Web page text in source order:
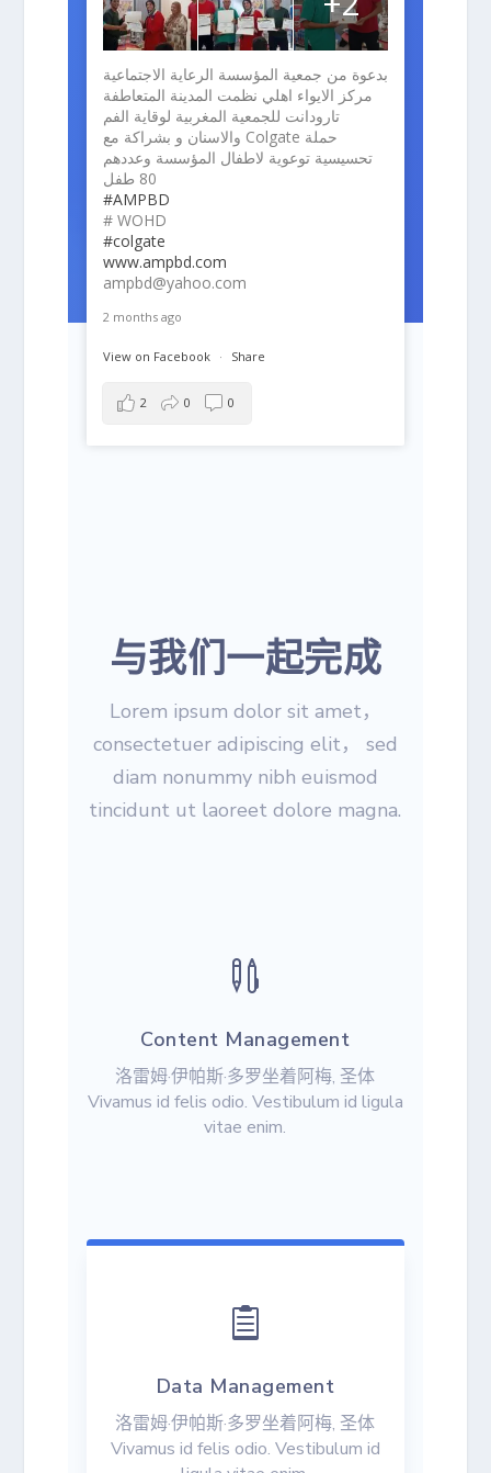
بدعوة من جمعية المؤسسة الرعاية الاجتماعية
مركز الايواء اهلي نظمت المدينة المتعاطفة
تارودانت للجمعية المغربية لوقاية الفم
والاسنان و بشراكة مع Colgate حملة
تحسيسية توعوية لاطفال المؤسسة وعددهم
80 طفل
#AMPBD
# WOHD
#colgate
www.ampbd.com
ampbd@yahoo.com
2 months ago
View on Facebook · Share
2 0 0
与我们一起完成
Lorem ipsum dolor sit amet，
consectetuer adipiscing elit， sed
diam nonummy nibh euismod
tincidunt ut laoreet dolore magna.

Content Management
洛雷姆·伊帕斯·多罗坐着阿梅, 圣体
Vivamus id felis odio. Vestibulum id ligula
vitae enim.

Data Management
洛雷姆·伊帕斯·多罗坐着阿梅, 圣体
Vivamus id felis odio. Vestibulum id